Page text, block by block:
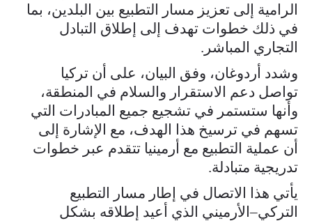
الرامية إلى تعزيز مسار التطبيع بين البلدين، بما
في ذلك خطوات تهدف إلى إطلاق التبادل
التجاري المباشر.
وشدد أردوغان، وفق البيان، على أن تركيا
تواصل دعم الاستقرار والسلام في المنطقة،
وأنها ستستمر في تشجيع جميع المبادرات التي
تسهم في ترسيخ هذا الهدف، مع الإشارة إلى
أن عملية التطبيع مع أرمينيا تتقدم عبر خطوات
تدريجية متبادلة.
يأتي هذا الاتصال في إطار مسار التطبيع
التركي–الأرميني الذي أعيد إطلاقه بشكل